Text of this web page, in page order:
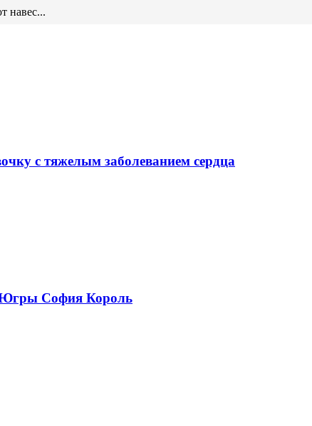
навес...
с тяжелым заболеванием сердца
Югры София Король